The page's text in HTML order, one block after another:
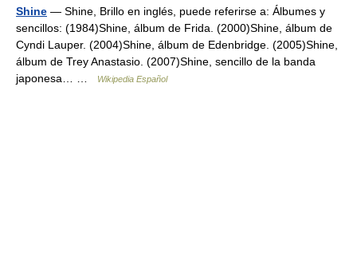
Shine — Shine, Brillo en inglés, puede referirse a: Álbumes y
sencillos: (1984)Shine, álbum de Frida. (2000)Shine, álbum de
Cyndi Lauper. (2004)Shine, álbum de Edenbridge. (2005)Shine,
álbum de Trey Anastasio. (2007)Shine, sencillo de la banda
japonesa… …
Wikipedia Español